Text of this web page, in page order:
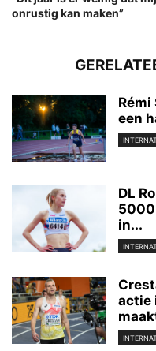
onrustig kan maken”
een
DL
in...
actie